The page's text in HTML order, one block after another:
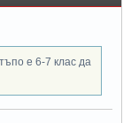
е 6-7 клас да